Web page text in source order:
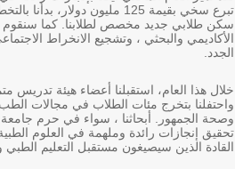
تبرع سخي بقيمة 125 مليون
سكن طلابي جديد مخصص لطلابنا. كما سنقوم
الأكاديمي والبحثي ، وتشجيع الانخراط
الجدد.
خلال هذا العام، استقبلنا أعضاء هيئة تدريس
واحتفلنا بتخرج مئات الطلاب في مجالات
وصحة الجمهور. أبحاثنا ، سواء في حرم جامعة
القادة الذين سيصيغون مستقبل التعليم